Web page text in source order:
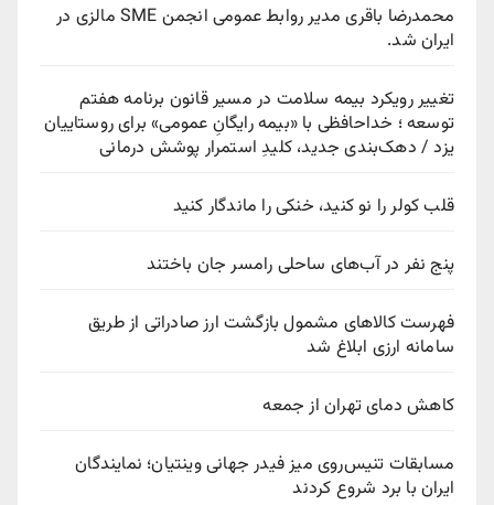
محمدرضا باقری مدیر روابط عمومی انجمن SME مالزی در
ایران شد.
تغییر رویکرد بیمه سلامت در مسیر قانون برنامه هفتم
توسعه ؛ خداحافظی با «بیمه رایگانِ عمومی» برای روستاییان
یزد / دهک‌بندی جدید، کلیدِ استمرار پوشش درمانی
قلب کولر را نو کنید، خنکی را ماندگار کنید
پنج نفر در آب‌های ساحلی رامسر جان باختند
فهرست کالاهای مشمول بازگشت ارز صادراتی از طریق
سامانه ارزی ابلاغ شد
کاهش دمای تهران از جمعه
مسابقات تنیس‌روی میز فیدر جهانی وینتیان؛ نمایندگان
ایران با برد شروع کردند